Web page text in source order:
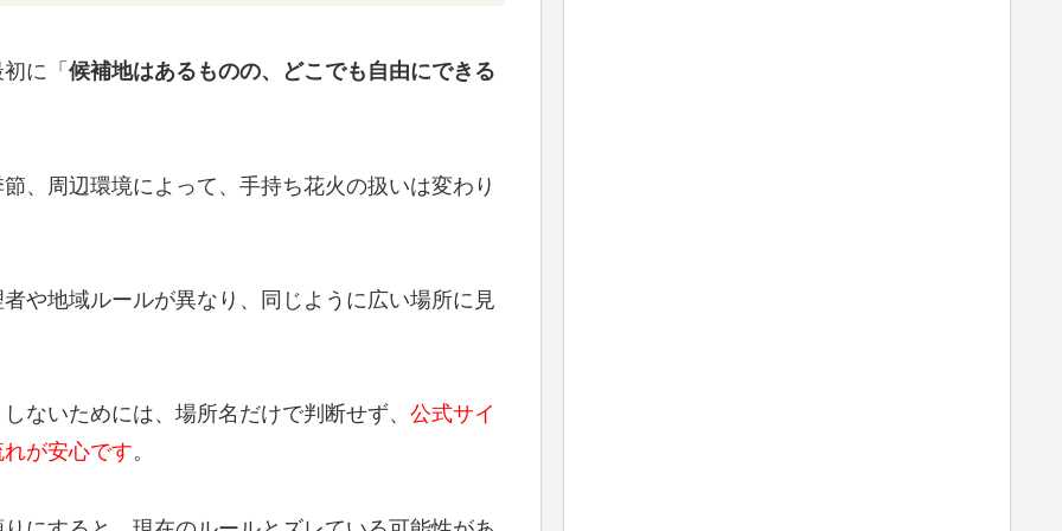
に「 候補地はあるものの、どこでも自由にできる
、周辺環境によって、手持ち花火の扱いは変わり
や地域ルールが異なり、同じように広い場所に見
ないためには、場所名だけで判断せず、 公式サイ
が安心です。